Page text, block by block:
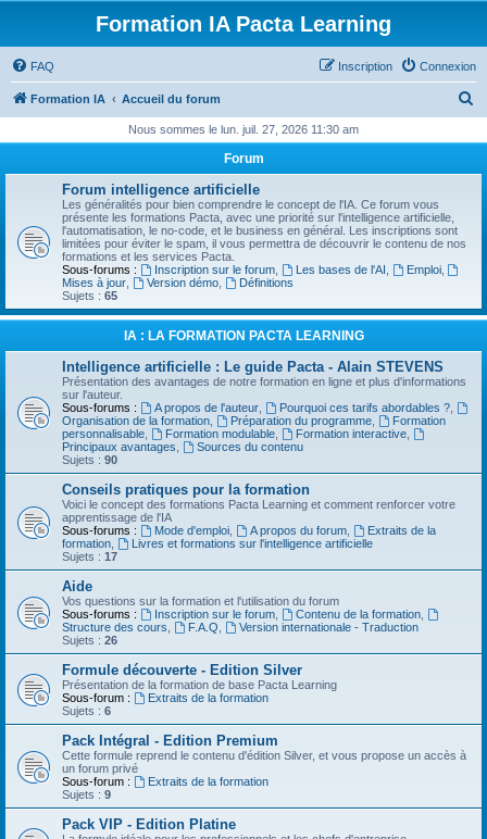
Formation IA Pacta Learning
FAQ Connexion
Inscription
Formation IA Accueil du forum
h
e
Nous sommes le lun. juil. 27, 2026 11:30 am
Forum
Forum intelligence artificielle
Les généralités pour bien comprendre le concept de l'IA. Ce forum vous
présente les formations Pacta, avec une priorité sur l'intelligence artificielle,
l'automatisation, le no-code, et le business en général. Les inscriptions sont
limitées pour éviter le spam, il vous permettra de découvrir le contenu de nos
formations et les services Pacta.
Sous-forums :
Inscription sur le forum, Les bases de l'AI Emploi,
Mises à jour
Version démo,
Définitions
Sujets : 65
IA : LA FORMATION PACTA LEARNING
Intelligence artificielle : Le guide Pacta - Alain STEVENS
Présentation des avantages de notre formation en ligne et plus d'informations
sur l'auteur.
Sous-forums :
A propos de l'auteur, Pourquoi ces tarifs abordables ?,
Organisation de la formation
Préparation du programme,
Formation
personnalisable
Formation modulable, Formation interactive,
Principaux avantages
Sources du contenu
Sujets : 90
Conseils pratiques pour la formation
Voici le concept des formations Pacta Learning et comment renforcer votre
apprentissage de l'IA
Sous-forums :
Mode d'emploi, A propos du forum,
Extraits de la
formation
Livres et formations sur l'intelligence artificielle
Sujets : 17
Aide
Vos questions sur la formation et l'utilisation du forum
Sous-forums :
Inscription sur le forum, Contenu de la formation,
Structure des cours
F.A.Q
Version internationale - Traduction
Sujets : 26
Formule découverte - Edition Silver
Présentation de la formation de base Pacta Learning
Sous-forum :
Extraits de la formation
Sujets : 6
Pack Intégral - Edition Premium
Cette formule reprend le contenu d'édition Silver, et vous propose un accès à
un forum privé
Sous-forum :
Extraits de la formation
Sujets : 9
Pack VIP - Edition Platine